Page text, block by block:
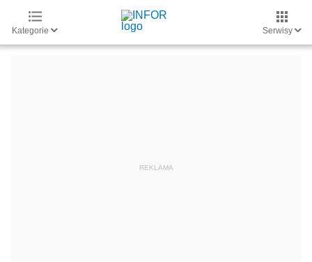
Kategorie Serwisy